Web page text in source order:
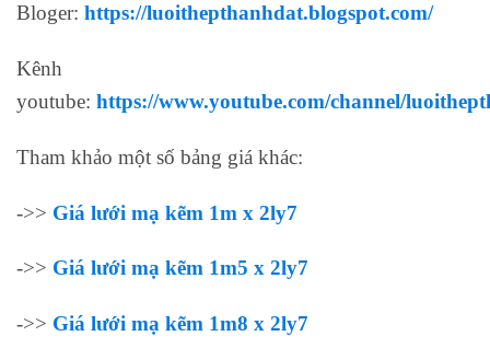
Bloger: https://luoithepthanhdat.blogspot.com/
Kênh
youtube: https://www.youtube.com/channel/
Tham khảo một số bảng giá khác:
->> Giá lưới mạ kẽm 1m x 2ly7
->> Giá lưới mạ kẽm 1m5 x 2ly7
->> Giá lưới mạ kẽm 1m8 x 2ly7